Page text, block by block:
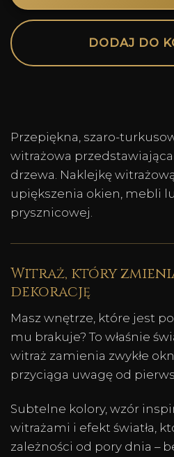
DODAJ DO
Alternative:
Przepiękna, szaro-
witrażowa przedstawiająca
drzewa. Naklejkę
upiększenia okien, mebli
prysznicowej.
Witraż, który
dekorację
Masz wnętrze, które jest
mu brakuje? To właśnie
witraż zamienia zwykłe
przyciąga uwagę od
Subtelne kolory, wzór
witrażami i efekt światła,
zależności od pory dnia –